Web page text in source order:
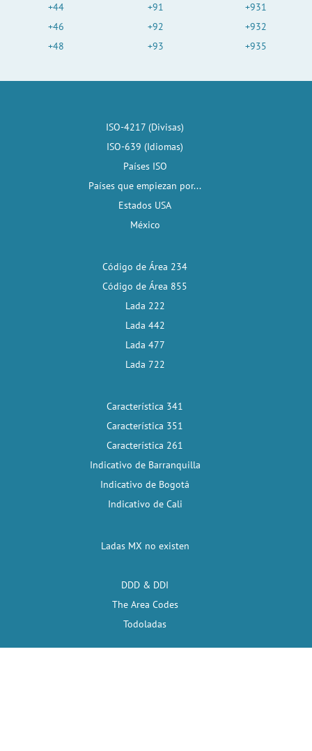
+44
+46
+48
+91
+92
+93
+931
+932
+935
ISO-4217 (Divisas)
ISO-639 (Idiomas)
Países ISO
Países que empiezan por...
Estados USA
México
Código de Área 234
Código de Área 855
Lada 222
Lada 442
Lada 477
Lada 722
Característica 341
Característica 351
Característica 261
Indicativo de Barranquilla
Indicativo de Bogotá
Indicativo de Cali
Ladas MX no existen
DDD & DDI
The Area Codes
Todoladas